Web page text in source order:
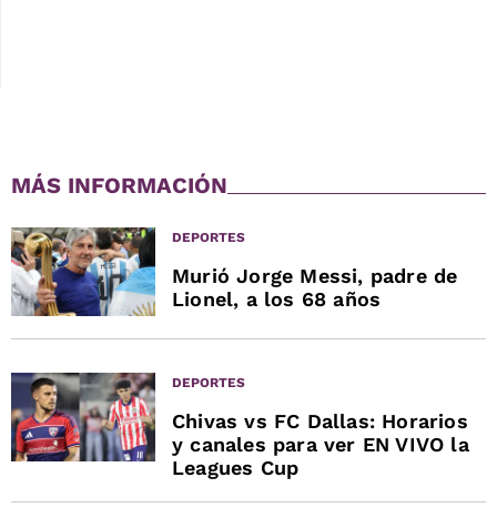
MÁS INFORMACIÓN
DEPORTES
Murió Jorge Messi, padre de
Lionel, a los 68 años
DEPORTES
Chivas vs FC Dallas: Horarios
y canales para ver EN VIVO la
Leagues Cup